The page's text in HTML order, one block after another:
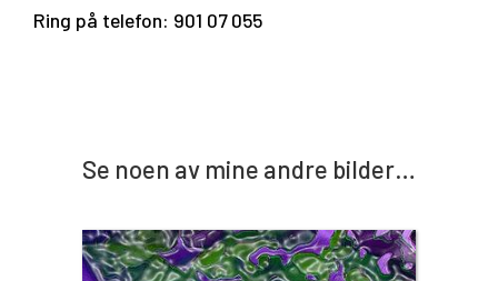
Ring på telefon: 901 07 055
Se noen av mine andre bilder…